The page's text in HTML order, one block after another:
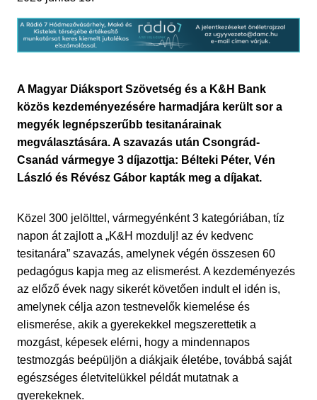
A Magyar Diáksport Szövetség és a K&H Bank
közös kezdeményezésére harmadjára került sor a
megyék legnépszerűbb tesitanárainak
megválasztására. A szavazás után Csongrád-
Csanád vármegye 3 díjazottja: Bélteki Péter, Vén
László és Révész Gábor kapták meg a díjakat.
Közel 300 jelölttel, vármegyénként 3 kategóriában, tíz
napon át zajlott a „K&H mozdulj! az év kedvenc
tesitanára” szavazás, amelynek végén összesen 60
pedagógus kapja meg az elismerést. A kezdeményezés
az előző évek nagy sikerét követően indult el idén is,
amelynek célja azon testnevelők kiemelése és
elismerése, akik a gyerekekkel megszerettetik a
mozgást, képesek elérni, hogy a mindennapos
testmozgás beépüljön a diákjaik életébe, továbbá saját
egészséges életvitelükkel példát mutatnak a
gyerekeknek.